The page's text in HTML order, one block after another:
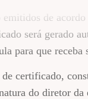
de
quando quiser.
de
será gerado
para que receba
certificado,
do diretor da